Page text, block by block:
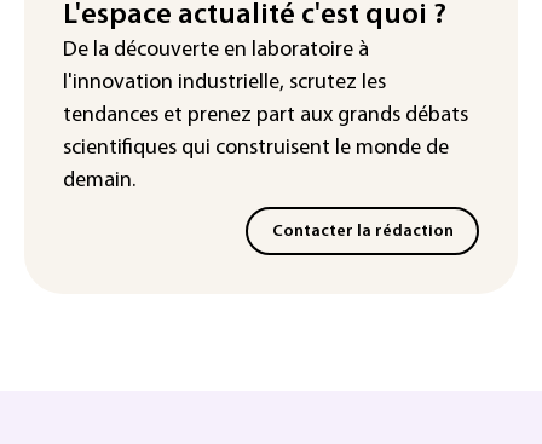
L'espace actualité c'est quoi ?
De la découverte en laboratoire à
l'innovation industrielle, scrutez les
tendances et prenez part aux grands débats
scientifiques qui construisent le monde de
demain.
Contacter la rédaction